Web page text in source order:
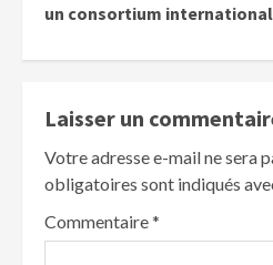
un consortium
Laisser un
Votre adresse e-mail ne sera
obligatoires sont indiqués
Commentaire*